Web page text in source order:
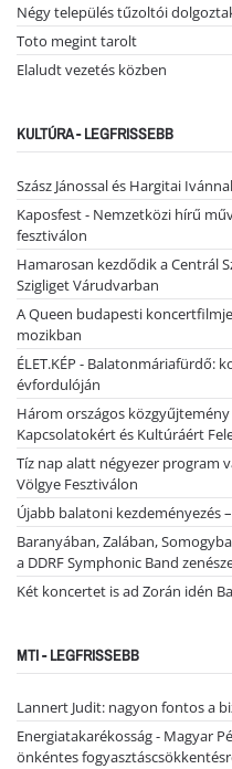
Négy település tűzoltói
Toto megint tarolt
Elaludt vezetés közben
KULTÚRA - LEGFRISSEBB
Szász Jánossal és Hargitai
Kaposfest - Nemzetközi hírű
fesztiválon
Hamarosan kezdődik a Centrál
Szigliget Várudvarban
A Queen budapesti
mozikban
ÉLET.KÉP - Balatonmáriafürdő:
évfordulóján
Három országos
Kapcsolatokért és Kultúráért
Tíz nap alatt négyezer program
Völgye Fesztiválon
Újabb balatoni kezdeményezés
Baranyában, Zalában,
a DDRF Symphonic Band
Két koncertet is ad Zorán idén
MTI - LEGFRISSEBB
Lannert Judit: nagyon fontos a
Energiatakarékosság - Magyar
önkéntes